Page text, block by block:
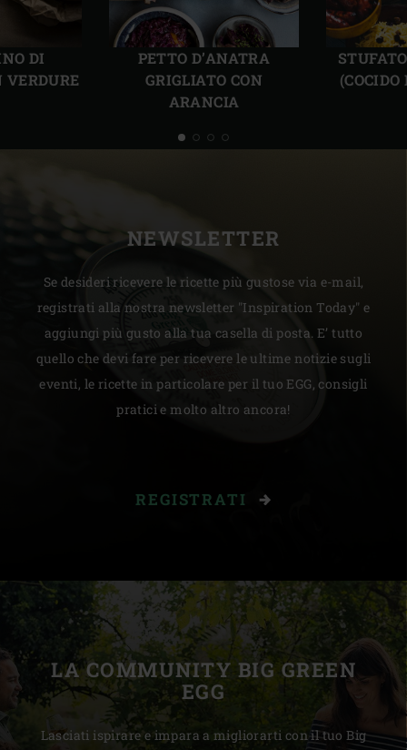
DI
VERDURE
PETTO D’ANATRA
GRIGLIATO CON
ARANCIA
Precedente
NEWSLETTER
Se desideri ricevere le ricette più gustose via e-mail,
registrati alla nostra newsletter "Inspiration Today" e
aggiungi più gusto alla tua casella di posta. E’ tutto
quello che devi fare per ricevere le ultime notizie sugli
eventi, le ricette in particolare per il tuo EGG, consigli
pratici e molto altro ancora!
REGISTRATI
LA COMMUNITY BIG GREEN
EGG
Lasciati ispirare e impara a migliorarti con il tuo Big